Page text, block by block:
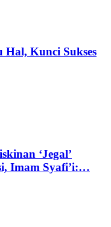
Hal, Kunci Sukses
‘Jegal’
Imam Syafi’i:…